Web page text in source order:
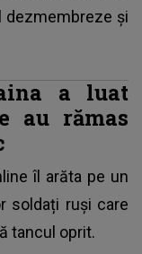
dezmembreze și
a luat
au rămas
îl arăta pe un
soldați ruși care
tancul oprit.